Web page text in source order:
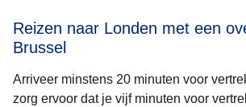
Reizen naar Londen met een
Brussel
Arriveer minstens 20 minuten voor
zorg ervoor dat je vijf minuten voor